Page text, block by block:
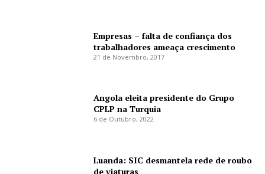
Empresas – falta de confiança dos
trabalhadores ameaça crescimento
21 de Novembro, 2017
Angola eleita presidente do Grupo
CPLP na Turquia
6 de Outubro, 2022
Luanda: SIC desmantela rede de roubo
de viaturas